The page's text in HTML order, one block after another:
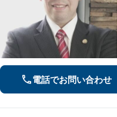
電話でお問い合わせ